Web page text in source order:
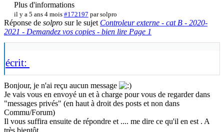
Plus d'informations
il y a 5 ans 4 mois #172197 parsolpro
Réponse de solpro sur le sujet Controleur externe - cat B - 2020-
2021 - Demandez vos copies - bien lire Page 1
écrit:
Bonjour, je n'ai reçu aucun message
Je vais vous en envoyé un et à charge pour vous de regarder dans
"messages privés" (en haut à droit des posts et non dans
Commu/Forum)
Il vous suffira ensuite de répondre et .... me dire ce qu'il en est . A
très bientôt